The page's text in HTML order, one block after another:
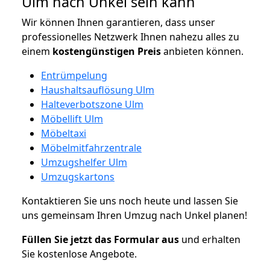
Wir können Ihnen garantieren, dass unser
professionelles Netzwerk Ihnen nahezu alles zu
einem kostengünstigen Preisanbieten können.
Entrümpelung
Haushaltsauflösung Ulm
Halteverbotszone Ulm
Möbellift Ulm
Möbeltaxi
Möbelmitfahrzentrale
Umzugshelfer Ulm
Umzugskartons
Kontaktieren Sie uns noch heute und lassen Sie
uns gemeinsam Ihren Umzug nach Unkel planen!
Füllen Sie jetzt das Formular aus und erhalten
Sie kostenlose Angebote.